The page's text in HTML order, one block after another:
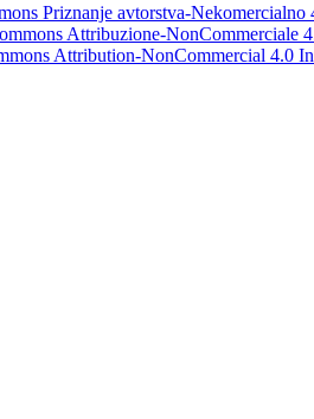
Priznanje avtorstva-Nekomercialno
Attribuzione-NonCommerciale
Attribution-NonCommercial 4.0